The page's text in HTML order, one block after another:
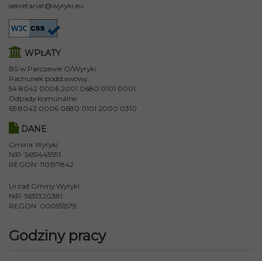
sekretariat@wyryki.eu
WPŁATY
BS w Parczewie O/Wyryki
Rachunek podstawowy:
54 8042 0006 2001 0680 0101 0001
Odpady komunalne:
65 8042 0006 0680 0101 2000 0310
DANE
Gmina Wyryki
NIP: 5651445591
REGON: 110197842
Urząd Gminy Wyryki
NIP: 5651320381
REGON: 000551579
Godziny pracy